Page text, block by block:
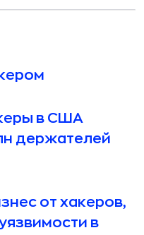
в США
держателей
от хакеров,
в